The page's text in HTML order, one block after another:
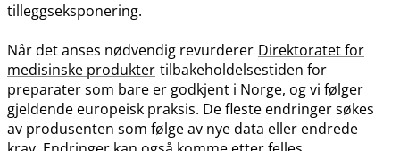
tilleggseksponering.
Når det anses nødvendig revurderer Direktoratet for
medisinske produkter tilbakeholdelsestiden for
preparater som bare er godkjent i Norge, og vi følger
gjeldende europeisk praksis. De fleste endringer søkes
av produsenten som følge av nye data eller endrede